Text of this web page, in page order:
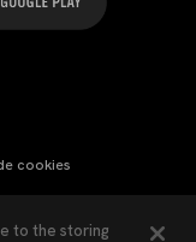
cookies
to the storing